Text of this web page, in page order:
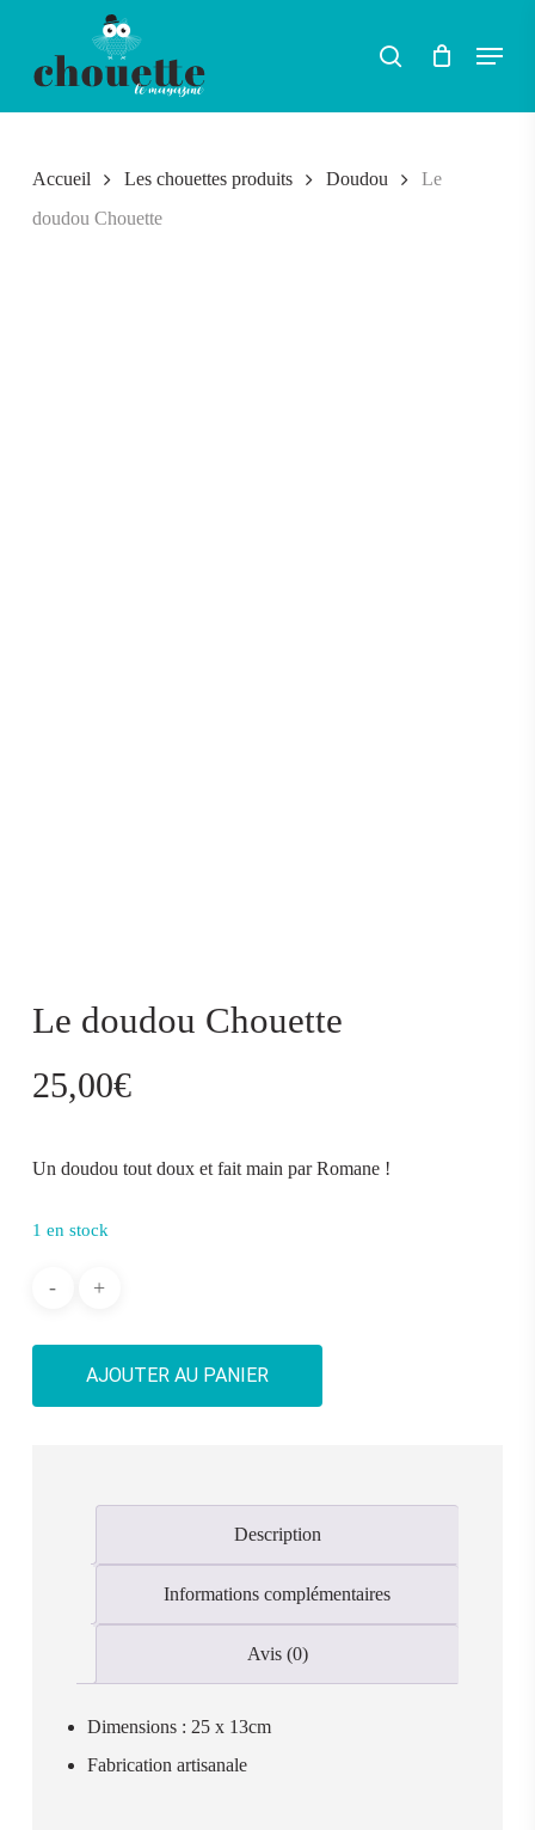
RECHERCHER
search Menu
Accueil Les chouettes produits Doudou
Le
doudou Chouette
Le doudou Chouette
25,00€
Un doudou tout doux et fait main par Romane !
1 en stock
AJOUTER AU PANIER
Description
Informations complémentaires
Avis (0)
Dimensions : 25 x 13cm
Fabrication artisanale